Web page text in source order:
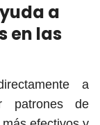
a
en las
a
patrones de